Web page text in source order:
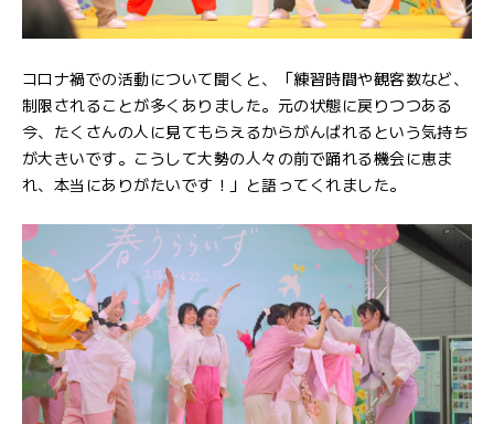
コロナ禍での活動について聞くと、「練習時間や観客数など、
制限されることが多くありました。元の状態に戻りつつある
今、たくさんの人に見てもらえるからがんばれるという気持ち
が大きいです。こうして大勢の人々の前で踊れる機会に恵ま
れ、本当にありがたいです！」と語ってくれました。